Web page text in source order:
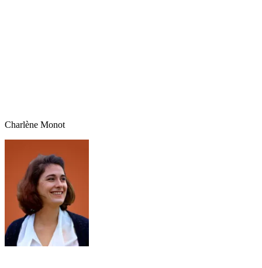
Charlène Monot